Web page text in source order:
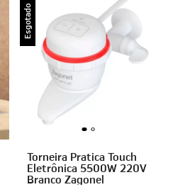
Esgotado
Torneira Pratica Touch
Eletrônica 5500W 220V
Branco Zagonel